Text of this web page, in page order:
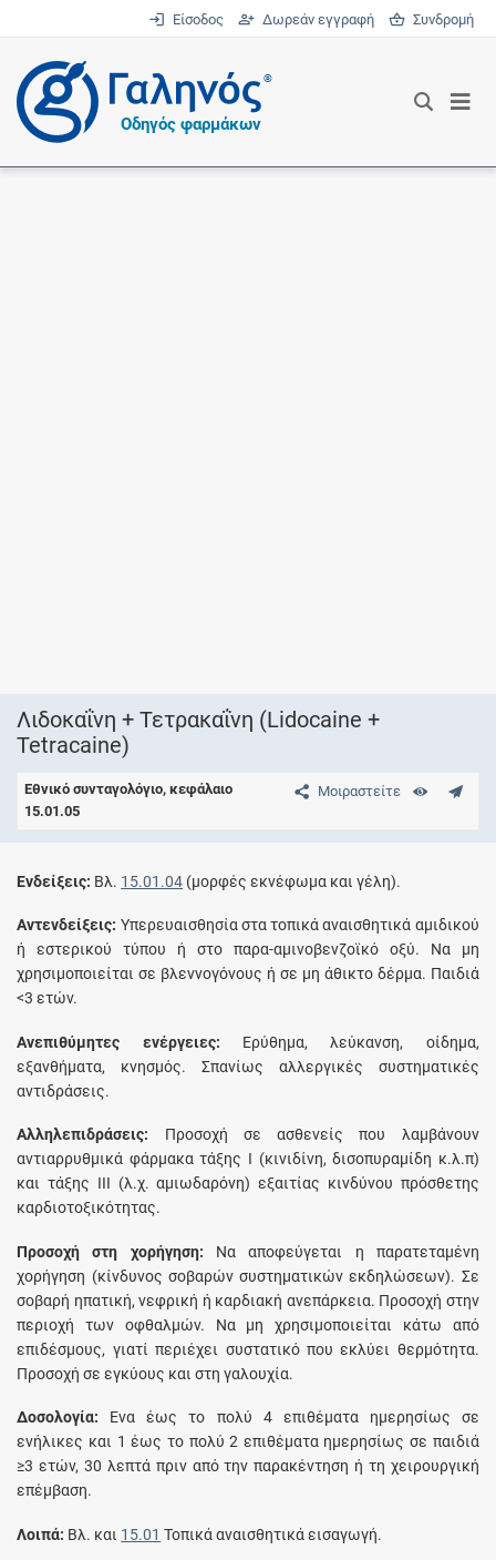
Είσοδος Δωρεάν εγγραφή Συνδρομή
®
Οδηγός φαρμάκων
Λιδοκαΐνη + Τετρακαΐνη (Lidocaine +
Tetracaine)
Μοιραστείτε
Εθνικό συνταγολόγιο, κεφάλαιο
15.01.05
Eνδείξεις: Βλ. 15.01.04 (μορφές εκνέφωμα και γέλη).
Aντενδείξεις: Yπερευαισθησία στα τοπικά αναισθητικά αμιδικού
ή εστερικού τύπου ή στο παρα-αμινοβενζοϊκό οξύ. Να μη
χρησιμοποιείται σε βλεννογόνους ή σε μη άθικτο δέρμα. Παιδιά
<3 ετών.
Aνεπιθύμητες ενέργειες: Ερύθημα, λεύκανση, οίδημα,
εξανθήματα, κνησμός. Σπανίως αλλεργικές συστηματικές
αντιδράσεις.
Aλληλεπιδράσεις: Προσοχή σε ασθενείς που λαμβάνουν
αντιαρρυθμικά φάρμακα τάξης Ι (κινιδίνη, δισοπυραμίδη κ.λ.π)
και τάξης ΙΙΙ (λ.χ. αμιωδαρόνη) εξαιτίας κινδύνου πρόσθετης
καρδιοτοξικότητας.
Προσοχή στη χορήγηση: Να αποφεύγεται η παρατεταμένη
χορήγηση (κίνδυνος σοβαρών συστηματικών εκδηλώσεων). Σε
σοβαρή ηπατική, νεφρική ή καρδιακή ανεπάρκεια. Προσοχή στην
περιοχή των οφθαλμών. Να μη χρησιμοποιείται κάτω από
επιδέσμους, γιατί περιέχει συστατικό που εκλύει θερμότητα.
Προσοχή σε εγκύους και στη γαλουχία.
Δοσολογία: Ενα έως το πολύ 4 επιθέματα ημερησίως σε
ενήλικες και 1 έως το πολύ 2 επιθέματα ημερησίως σε παιδιά
≥3 ετών, 30 λεπτά πριν από την παρακέντηση ή τη χειρουργική
επέμβαση.
Λοιπά: Bλ. και 15.01 Τοπικά αναισθητικά εισαγωγή.